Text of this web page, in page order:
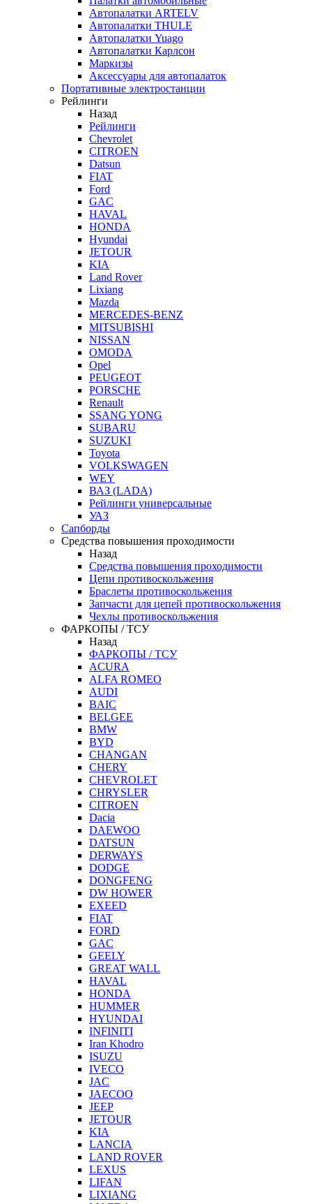
Автопалатки ARTELV
Автопалатки THULE
Автопалатки Yuago
Автопалатки Карлсон
Маркизы
Аксессуары для автопалаток
Портативные электростанции
Рейлинги
Назад
Рейлинги
Chevrolet
CITROEN
Datsun
FIAT
Ford
GAC
HAVAL
HONDA
Hyundai
JETOUR
KIA
Land Rover
Lixiang
Mazda
MERCEDES-BENZ
MITSUBISHI
NISSAN
OMODA
Opel
PEUGEOT
PORSCHE
Renault
SSANG YONG
SUBARU
SUZUKI
Toyota
VOLKSWAGEN
WEY
ВАЗ (LADA)
Рейлинги универсальные
УАЗ
Сапборды
Средства повышения проходимости
Назад
Средства повышения проходимости
Цепи противоскольжения
Браслеты противоскольжения
Запчасти для цепей противоскольжения
Чехлы противоскольжения
ФАРКОПЫ / ТСУ
Назад
ФАРКОПЫ / ТСУ
ACURA
ALFA ROMEO
AUDI
BAIC
BELGEE
BMW
BYD
CHANGAN
CHERY
CHEVROLET
CHRYSLER
CITROEN
Dacia
DAEWOO
DATSUN
DERWAYS
DODGE
DONGFENG
DW HOWER
EXEED
FIAT
FORD
GAC
GEELY
GREAT WALL
HAVAL
HONDA
HUMMER
HYUNDAI
INFINITI
Iran Khodro
ISUZU
IVECO
JAC
JAECOO
JEEP
JETOUR
KIA
LANCIA
LAND ROVER
LEXUS
LIFAN
LIXIANG